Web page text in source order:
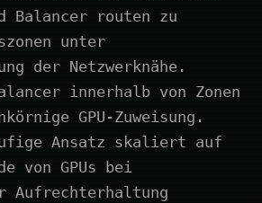
Balancer routen zu
unter
der Netzwerknähe.
innerhalb von Zonen
GPU-Zuweisung.
Ansatz skaliert auf
von GPUs bei
Aufrechterhaltung